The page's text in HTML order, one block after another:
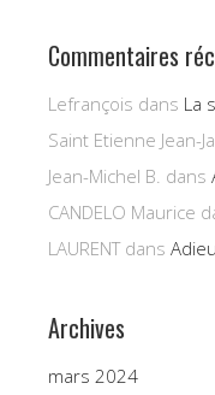
Commentaires
Lefrançois dans La
Saint Etienne Jean-
Jean-Michel B. dans
CANDELO Maurice
LAURENTdans
Archives
mars 2024